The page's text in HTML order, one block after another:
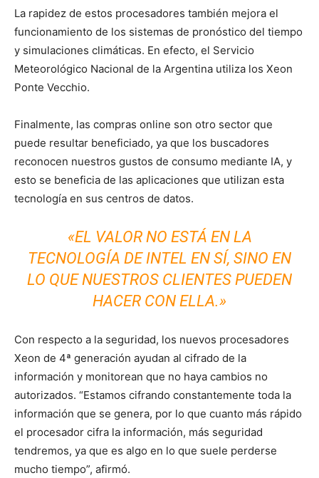
La rapidez de estos procesadores también mejora el
funcionamiento de los sistemas de pronóstico del tiempo
y simulaciones climáticas. En efecto, el Servicio
Meteorológico Nacional de la Argentina utiliza los Xeon
Ponte Vecchio.
Finalmente, las compras online son otro sector que
puede resultar beneficiado, ya que los buscadores
reconocen nuestros gustos de consumo mediante IA, y
esto se beneficia de las aplicaciones que utilizan esta
tecnología en sus centros de datos.
«EL VALOR NO ESTÁ EN LA
TECNOLOGÍA DE INTEL EN SÍ, SINO EN
LO QUE NUESTROS CLIENTES PUEDEN
HACER CON ELLA.»
Con respecto a la seguridad, los nuevos procesadores
Xeon de 4ª generación ayudan al cifrado de la
información y monitorean que no haya cambios no
autorizados. “Estamos cifrando constantemente toda la
información que se genera, por lo que cuanto más rápido
el procesador cifra la información, más seguridad
tendremos, ya que es algo en lo que suele perderse
mucho tiempo”, afirmó.